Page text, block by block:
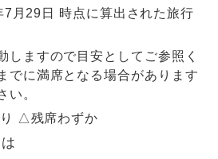
月29日 時点に算出された旅行
ますので目安としてご参照く
でに満席となる場合があります
い。
△残席わずか